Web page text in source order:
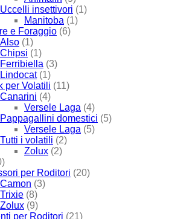
Uccelli insettivori (1)
Manitoba (1)
e Foraggio (6)
Also (1)
Chipsi (1)
Ferribiella (3)
Lindocat (1)
per Volatili (11)
Canarini (4)
Versele Laga (4)
Pappagallini domestici (5)
Versele Laga (5)
Tutti i volatili (2)
Zolux (2)
per Roditori (20)
Camon (3)
Trixie (8)
Zolux (9)
per Roditori (21)